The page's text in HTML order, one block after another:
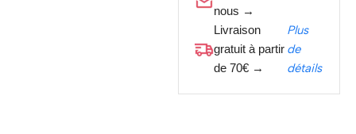
nous →
Livraison
gratuit à partir
de 70€ →
Plus
de
détails